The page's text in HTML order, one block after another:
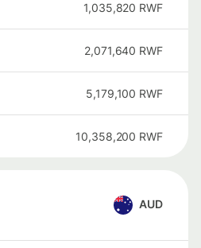
1,035,820 RWF
2,071,640 RWF
5,179,100 RWF
10,358,200 RWF
AUD